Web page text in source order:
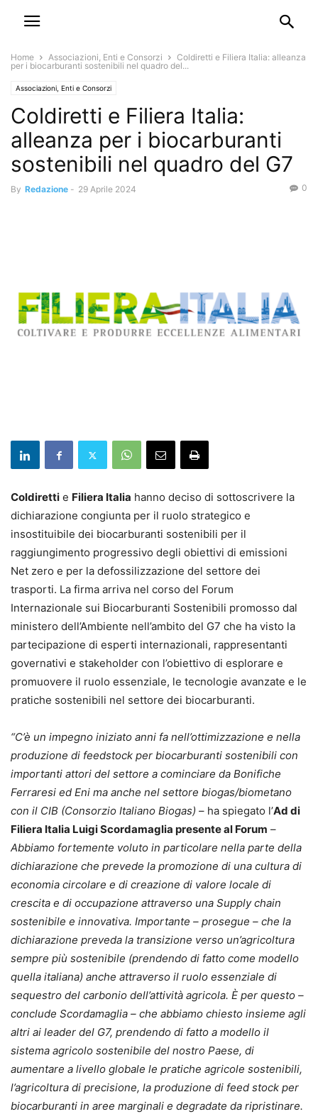
Home Associazioni, Enti e Consorzi
Coldiretti e Filiera Italia: alleanza
per i biocarburanti sostenibili nel quadro del...
Associazioni, Enti e Consorzi
Coldiretti e Filiera Italia:
alleanza per i biocarburanti
sostenibili nel quadro del G7
By Redazione - 29 Aprile 2024 0
Coldiretti e Filiera Italia hanno deciso di sottoscrivere la
dichiarazione congiunta per il ruolo strategico e
insostituibile dei biocarburanti sostenibili per il
raggiungimento progressivo degli obiettivi di emissioni
Net zero e per la defossilizzazione del settore dei
trasporti. La firma arriva nel corso del Forum
Internazionale sui Biocarburanti Sostenibili promosso dal
ministero dell’Ambiente nell’ambito del G7 che ha visto la
partecipazione di esperti internazionali, rappresentanti
governativi e stakeholder con l’obiettivo di esplorare e
promuovere il ruolo essenziale, le tecnologie avanzate e le
pratiche sostenibili nel settore dei biocarburanti.
“C’è un impegno iniziato anni fa nell’ottimizzazione e nella
produzione di feedstock per biocarburanti sostenibili con
importanti attori del settore a cominciare da Bonifiche
Ferraresi ed Eni ma anche nel settore biogas/biometano
con il CIB (Consorzio Italiano Biogas) – ha spiegato l’Ad di
Filiera Italia Luigi Scordamaglia presente al Forum –
Abbiamo fortemente voluto in particolare nella parte della
dichiarazione che prevede la promozione di una cultura di
economia circolare e di creazione di valore locale di
crescita e di occupazione attraverso una Supply chain
sostenibile e innovativa. Importante – prosegue – che la
dichiarazione preveda la transizione verso un’agricoltura
sempre più sostenibile (prendendo di fatto come modello
quella italiana) anche attraverso il ruolo essenziale di
sequestro del carbonio dell’attività agricola. È per questo –
conclude Scordamaglia – che abbiamo chiesto insieme agli
altri ai leader del G7, prendendo di fatto a modello il
sistema agricolo sostenibile del nostro Paese, di
aumentare a livello globale le pratiche agricole sostenibili,
l’agricoltura di precisione, la produzione di feed stock per
biocarburanti in aree marginali e degradate da ripristinare.